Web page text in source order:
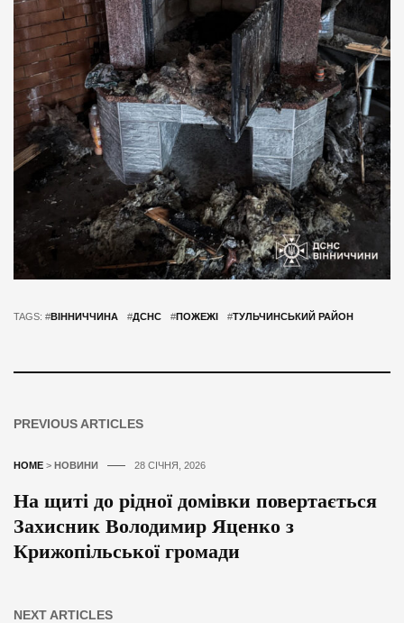
TAGS: #ВІННИЧЧИНА #ДСНС #ПОЖЕЖІ #ТУЛЬЧИНСЬКИЙ РАЙОН
PREVIOUS ARTICLES
HOME > НОВИНИ 28 СІЧНЯ, 2026
На щиті до рідної домівки повертається
Захисник Володимир Яценко з
Крижопільської громади
NEXT ARTICLES